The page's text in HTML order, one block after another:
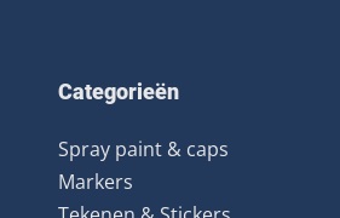
Categorieën
Spray paint & caps
Markers